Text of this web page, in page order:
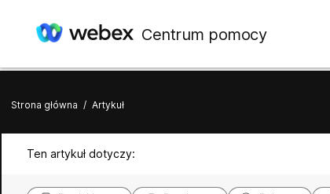
Centrum pomocy
Strona główna / Artykuł
Ten artykuł dotyczy: